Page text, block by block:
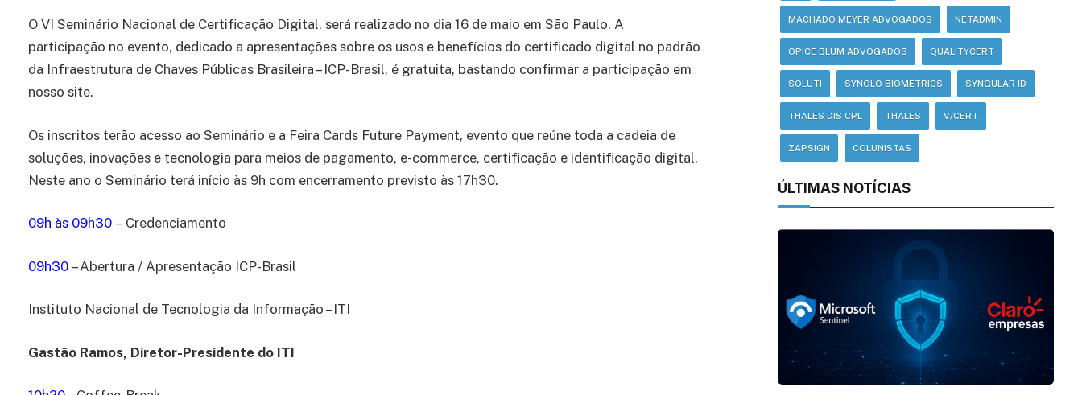
O VI Seminário Nacional de Certificação Digital, será realizado no dia 16 de maio em São Paulo. A
participação no evento, dedicado a apresentações sobre os usos e benefícios do certificado digital no padrão
da Infraestrutura de Chaves Públicas Brasileira – ICP-Brasil, é gratuita, bastando confirmar a participação em
nosso site.
Os inscritos terão acesso ao Seminário e a Feira Cards Future Payment, evento que reúne toda a cadeia de
soluções, inovações e tecnologia para meios de pagamento, e-commerce, certificação e identificação digital.
Neste ano o Seminário terá início às 9h com encerramento previsto às 17h30.
09h às 09h30 – Credenciamento
09h30 – Abertura / Apresentação ICP-Brasil
Instituto Nacional de Tecnologia da Informação – ITI
Gastão Ramos, Diretor-Presidente do ITI
MACHADO MEYER ADVOGADOS NETADMIN
OPICE BLUM ADVOGADOS QUALITYCERT
SOLUTI SYNOLO BIOMETRICS SYNGULAR ID
THALES DIS CPL THALES V/CERT
ZAPSIGN COLUNISTAS
ÚLTIMAS NOTÍCIAS